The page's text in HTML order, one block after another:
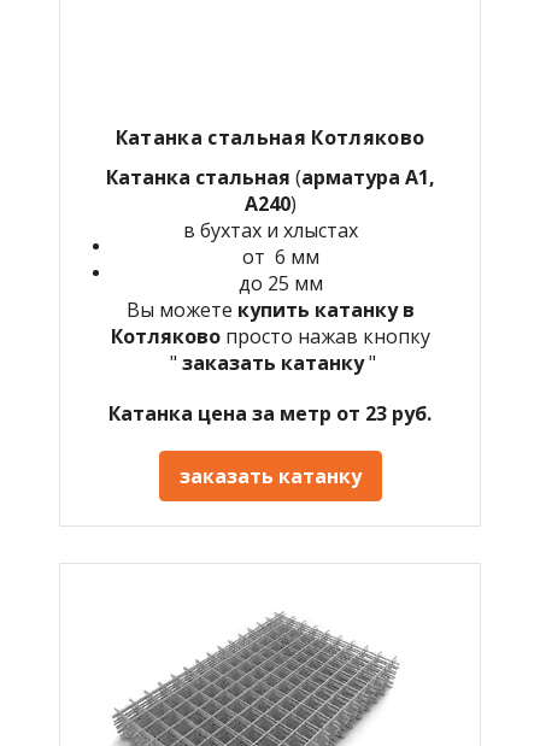
Катанка стальная Котляково
Катанка стальная (арматура А1,
А240)
в бухтах и хлыстах
от 6 мм
до 25 мм
Вы можете купить катанку в
Котляково просто нажав кнопку
" заказать катанку"
Катанка цена за метр от 23 руб.
заказать катанку